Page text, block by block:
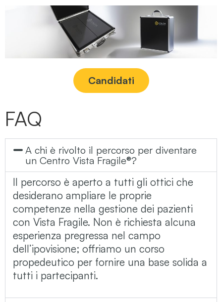
Candidati
FAQ
A chi è rivolto il percorso per diventare
un Centro Vista Fragile®?
Il percorso è aperto a tutti gli ottici che
desiderano ampliare le proprie
competenze nella gestione dei pazienti
con Vista Fragile. Non è richiesta alcuna
esperienza pregressa nel campo
dell’ipovisione; offriamo un corso
propedeutico per fornire una base solida a
tutti i partecipanti.